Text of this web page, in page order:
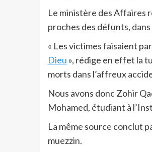
Le ministère des Affaires
proches des défunts,
« Les victimes faisaient
Dieu », rédige en effet la
morts dans l’affreux
Nous avons donc Zohir
Mohamed, étudiant à
La même source conclut
muezzin.